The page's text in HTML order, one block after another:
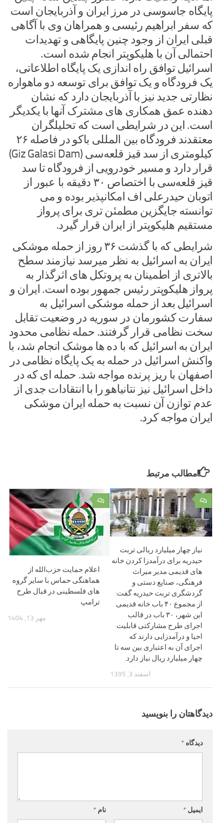
پایگاه جاسوسی در مرز ایران و آذربایجان است
که سفر ابراهیم رئیسی و همراهان وی با آگاهی
قبلی ایران از وجود چنین پایگاهی و تهدیدات
احتمالی آن با هلیکوپتر انجام شده است.
اسرائیل توافق راه اندازی یک پایگاه اطلاعاتی،
یک فرودگاه و یک توافق برای توسعه دو ماهواره
نظارتی جدید نیز با آذربایجان دارد که نشان
دهنده عمق همکاری های مشترک آنها با یکدیگر
است. این در شرایطی است که تحلیلگران
معتقدند فرودگاه بین المللی باکو در فاصله ۲۶
کیلومتری از سد قیز قلعه‌سی (Giz Galasi Dam)
قرار دارد و مسیر خودرویی از فرودگاه تا سد
قیز قلعه‌سی با اختصاص ۳۰ دقیقه با عبور از
اتوبان حیدرعلی اف امکانپذیر بوده و می
توانسته جایگزین مطمئن تری برای پرواز
مستقیم هلیکوپتر از ایران قرار گیرد.
شرایطی که با گذشت ۳۶ روز از حمله موشکی
ایران به اسرائیل به نظر میرسد نیازمند سطح
بالاتری از اطمینان به پروتکل های اثرگذار به
پرواز هلیکوپتر رئیس جمهور بوده است. ایران و
اسرائیل بعد از حمله موشکی اسرائیل به
سفارت کشورمان در سوریه در وضعیت تقابل
سخت نظامی قرار گرفتند. حمله نظامی محدود
ایران به اسرائیل که با ده ها موشک انجام شد، با
واکنش اسرائیل در حمله به یک پایگاه نظامی در
اصفهان با ریز پرنده مواجه شد. حمله ای که در
داخل اسرائیل نیز نتانیاهو را با انتقادات جدی از
عدم توازن آن نسبت به حمله ایران موشکی
ایران مواجه کرد.
مطالب مرتبط
۰
اعلام حمایت حزب‌الله از
هماهنگی حماس با سایر گروه
های فلسطینی در قبال طرح
ترامپ
مهر 13, 1404
۰
نیاز چهار میلیارد ریالی تربت
حیدریه برای درآمدزا کردن خانه
های قدیمی مدیر میراث
فرهنگی، صنایع دستی و
گردشگری تربت حیدریه گفت:
از مجموع ۴۰ باب خانه قدیمی
این شهر، ۳۰ باب در قالب
اجرای طرح مشارکتی قابلیت
احیا و درآمدزایی دارند که
اجرای آن به اعتباری بین سه تا
چهار میلیارد ریال نیاز دارد.
اسفند 3, 1395
دیدگاهتان را بنویسید
دیدگاه *
نام * ایمیل *